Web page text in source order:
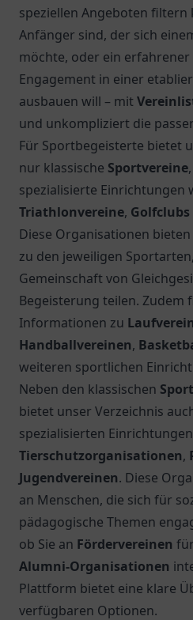
speziellen Angeboten filtern
Anfänger sind, der sich
möchte, oder ein erfahrener
Engagement in einer
ausbauen will – mit
und unkompliziert die
Für Sportbegeisterte bietet
nur klassische Sportvereine
spezialisierte Einrichtungen
Triathlonvereine, Golfclubs
Diese Organisationen
zu den jeweiligen
Gemeinschaft von
Begeisterung teilen. Zudem
Informationen zu
Handballvereinen,
weiteren sportlichen
Neben den klassischen
bietet unser Verzeichnis
spezialisierten
Tierschutzorganisationen,
Jugendvereinen. Diese
an Menschen, die sich für
pädagogische Themen
ob Sie an Fördervereinen
Alumni-Organisationen
Plattform bietet eine klare
verfügbaren Optionen.